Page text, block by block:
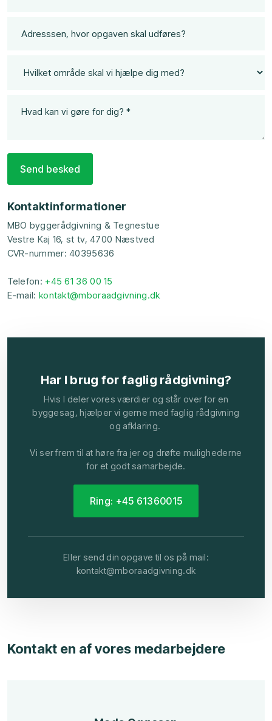
Kontaktinformationer​
​MBO byggerådgivning & Tegnestue
Vestre Kaj 16, st tv, 4700 Næstved
CVR-nummer: 40395636
Telefon:+45 61 36 00 15
E-mail: kontakt@mboraadgivning.dk
Har I brug for faglig rådgivning?
Hvis I deler vores værdier og står over for en
byggesag, hjælper vi gerne med faglig rådgivning
og afklaring.
Vi ser frem til at høre fra jer og drøfte mulighederne
for et godt samarbejde.
Ring: +45 61360​015
Eller send din opgave til os på mail:
kontakt@mboraadgivning.dk
Kontakt en af vores medarbejder​e